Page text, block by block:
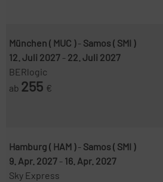
München ( MUC )- Samos ( SMI )
12. Juli 2027 - 22. Juli 2027
BERlogic
ab 255 €
Hamburg ( HAM )- Samos ( SMI )
9. Apr. 2027 - 16. Apr. 2027
Sky Express